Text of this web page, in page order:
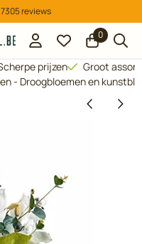
Kies instellingen of sta
7305reviews
0
prijzen
Groot
- Droogbloemen en